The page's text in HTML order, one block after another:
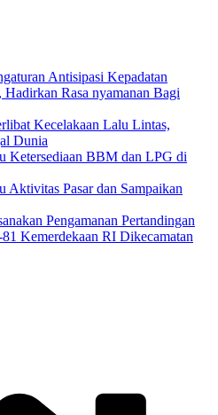
Antisipasi Kepadatan
Rasa nyamanan Bagi
Kecelakaan Lalu Lintas,
Dunia
Ketersediaan BBM dan LPG di
Aktivitas Pasar dan Sampaikan
Pengamanan Pertandingan
Kemerdekaan RI Dikecamatan